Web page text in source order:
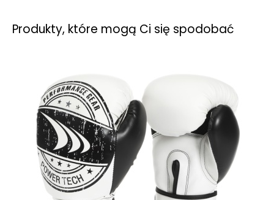
Produkty, które mogą Ci się spodobać